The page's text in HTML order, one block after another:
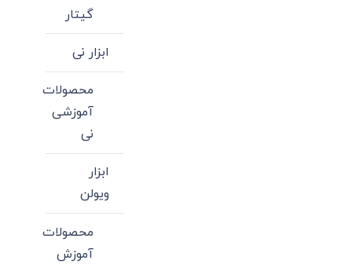
گیتار
ابزار نی
محصولات
آموزشی
نی
ابزار
ویولن
محصولات
آموزش